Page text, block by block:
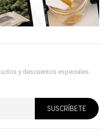
y descuentos especiales.